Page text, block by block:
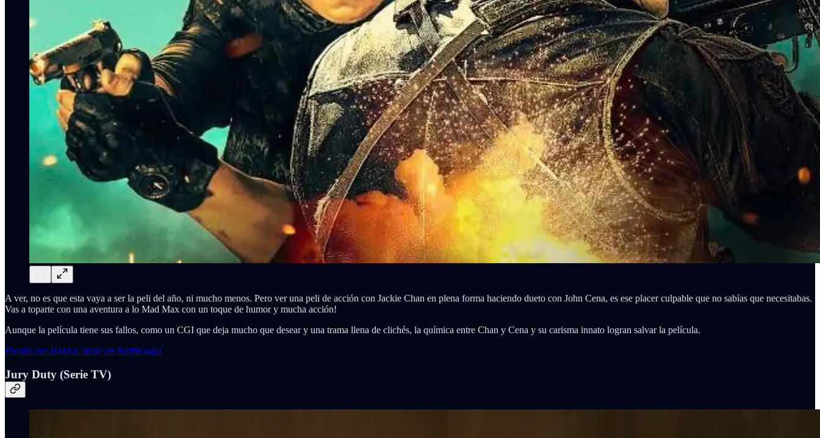
A ver, no es que esta vaya a ser la peli del año, ni mucho menos. Pero ver una peli de acción con Jackie Chan en plena forma haciendo dueto con John Cena, es ese placer culpable que no sabías que necesitabas.
Vas a toparte con una aventura a lo Mad Max con un toque de humor y mucha acción!
Aunque la película tiene sus fallos, como un CGI que deja mucho que desear y una trama llena de clichés, la química entre Chan y Cena y su carisma innato logran salvar la película.
Puedes ver Hidden Strike en Netflix aquí
Jury Duty (Serie TV)